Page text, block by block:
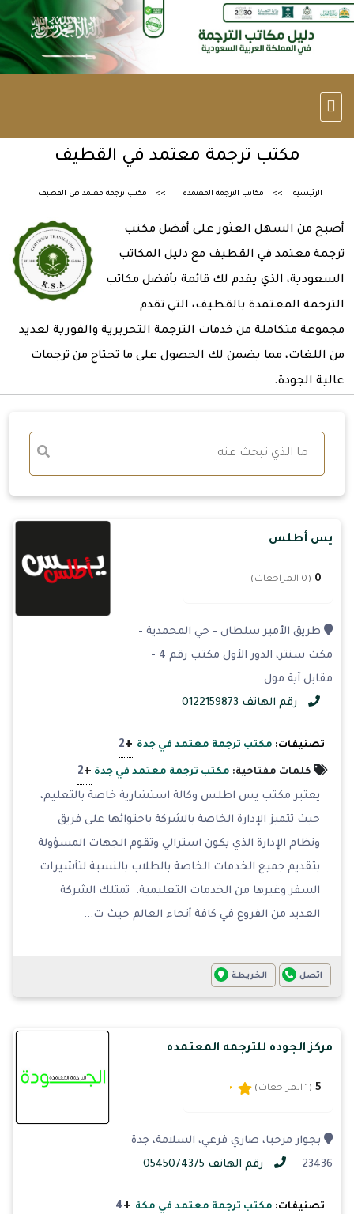
مكتب ترجمة معتمد في القطيف
الرئيسية مكاتب الترجمة المعتمدة مكتب ترجمة معتمد في القطيف
أصبح من السهل العثور على أفضل مكتب
ترجمة معتمد في القطيف مع دليل المكاتب
السعودية، الذي يقدم لك قائمة بأفضل مكاتب
الترجمة المعتمدة بالقطيف، التي تقدم
مجموعة متكاملة من خدمات الترجمة التحريرية والفورية لعديد
من اللغات، مما يضمن لك الحصول على ما تحتاج من ترجمات
عالية الجودة.
يس أطلس
0 (0 المراجعات)
طريق الأمير سلطان - حي المحمدية -
مكث سنتر، الدور الأول مكتب رقم 4 -
مقابل آية مول
رقم الهاتف 0122159873
تصنيفات: مكتب ترجمة معتمد في جدة +
2
كلمات مفتاحية: مكتب ترجمة معتمد في جدة +
2
يعتبر مكتب يس اطلس وكالة استشارية خاصة بالتعليم،
حيث تتميز الإدارة الخاصة بالشركة باحتوائها على فريق
ونظام الإدارة الذي يكون استرالي وتقوم الجهات المسؤولة
بتقديم جميع الخدمات الخاصة بالطلاب بالنسبة لتأشيرات
السفر وغيرها من الخدمات التعليمية. تمتلك الشركة
العديد من الفروع في كافة أنحاء العالم حيث ت...
اتصل الخريطة
مركز الجوده للترجمه المعتمده
5 (1 المراجعات)
بجوار مرحبا، صاري فرعي، السلامة، جدة
23436
رقم الهاتف 0545074375
تصنيفات: مكتب ترجمة معتمد في مكة +
4